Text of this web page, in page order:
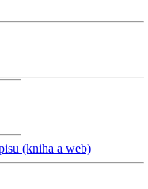
(kniha a web)